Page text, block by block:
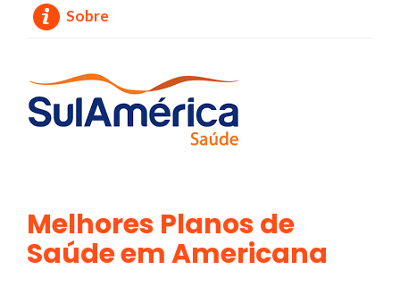
Sobre
Melhores Planos de
Saúde em Americana